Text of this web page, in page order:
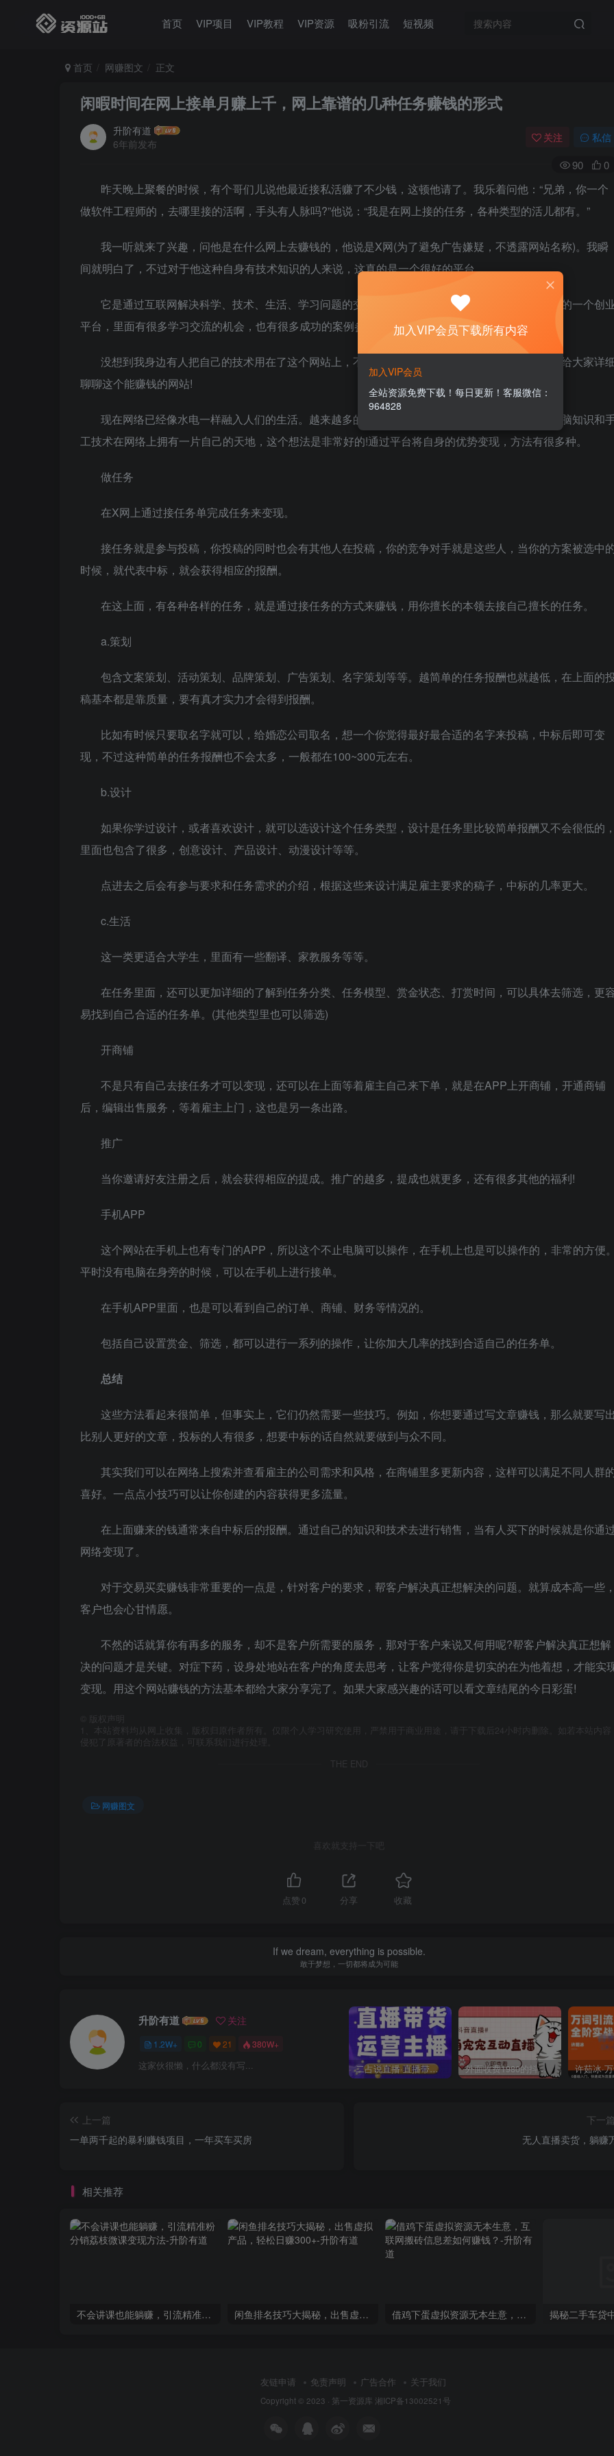
首页 VIP项目 VIP教程 VIP资源 吸粉引流 短视频
首页 网赚图文 正文
闲暇时间在网上接单月赚上千，网上靠谱的几种任务赚钱的形式
升阶有道
6年前发布
关注 私信
90 0
昨天晚上聚餐的时候，有个哥们儿说他最近接私活赚了不少钱，这顿他请了。我乐着问他：“兄弟，你一个
做软件工程师的，去哪里接的活啊，手头有人脉吗?”他说：“我是在网上接的任务，各种类型的活儿都有。”
我一听就来了兴趣，问他是在什么网上去赚钱的，他说是X网(为了避免广告嫌疑，不透露网站名称)。我瞬
间就明白了，不过对于他这种自身有技术知识的人来说，这真的是一个很好的平台。
它是通过互联网解决科学、技术、生活、学习问题的交流平台、创意产品买卖平台，是大众很好的一个创
平台，里面有很多学习交流的机会，也有很多成功的案例参考。
没想到我身边有人把自己的技术用在了这个网站上，不得不说这是一个非常好的赚钱方式，今天给大家详
聊聊这个能赚钱的网站!
现在网络已经像水电一样融入人们的生活。越来越多的人群想要通过网络赚钱，想利用自己的头脑知识和
工技术在网络上拥有一片自己的天地，这个想法是非常好的!通过平台将自身的优势变现，方法有很多种。
做任务
在X网上通过接任务单完成任务来变现。
接任务就是参与投稿，你投稿的同时也会有其他人在投稿，你的竞争对手就是这些人，当你的方案被选中
时候，就代表中标，就会获得相应的报酬。
在这上面，有各种各样的任务，就是通过接任务的方式来赚钱，用你擅长的本领去接自己擅长的任务。
a.策划
包含文案策划、活动策划、品牌策划、广告策划、名字策划等等。越简单的任务报酬也就越低，在上面的
稿基本都是靠质量，要有真才实力才会得到报酬。
比如有时候只要取名字就可以，给婚恋公司取名，想一个你觉得最好最合适的名字来投稿，中标后即可变
现，不过这种简单的任务报酬也不会太多，一般都在100~300元左右。
b.设计
如果你学过设计，或者喜欢设计，就可以选设计这个任务类型，设计是任务里比较简单报酬又不会很低的
里面也包含了很多，创意设计、产品设计、动漫设计等等。
点进去之后会有参与要求和任务需求的介绍，根据这些来设计满足雇主要求的稿子，中标的几率更大。
c.生活
这一类更适合大学生，里面有一些翻译、家教服务等等。
在任务里面，还可以更加详细的了解到任务分类、任务模型、赏金状态、打赏时间，可以具体去筛选，更
易找到自己合适的任务单。(其他类型里也可以筛选)
开商铺
不是只有自己去接任务才可以变现，还可以在上面等着雇主自己来下单，就是在APP上开商铺，开通商铺
后，编辑出售服务，等着雇主上门，这也是另一条出路。
推广
当你邀请好友注册之后，就会获得相应的提成。推广的越多，提成也就更多，还有很多其他的福利!
手机APP
这个网站在手机上也有专门的APP，所以这个不止电脑可以操作，在手机上也是可以操作的，非常的方便
平时没有电脑在身旁的时候，可以在手机上进行接单。
在手机APP里面，也是可以看到自己的订单、商铺、财务等情况的。
包括自己设置赏金、筛选，都可以进行一系列的操作，让你加大几率的找到合适自己的任务单。
总结
这些方法看起来很简单，但事实上，它们仍然需要一些技巧。例如，你想要通过写文章赚钱，那么就要写
比别人更好的文章，投标的人有很多，想要中标的话自然就要做到与众不同。
其实我们可以在网络上搜索并查看雇主的公司需求和风格，在商铺里多更新内容，这样可以满足不同人群
喜好。一点点小技巧可以让你创建的内容获得更多流量。
在上面赚来的钱通常来自中标后的报酬。通过自己的知识和技术去进行销售，当有人买下的时候就是你通
网络变现了。
对于交易买卖赚钱非常重要的一点是，针对客户的要求，帮客户解决真正想解决的问题。就算成本高一些
客户也会心甘情愿。
不然的话就算你有再多的服务，却不是客户所需要的服务，那对于客户来说又何用呢?帮客户解决真正想解
决的问题才是关键。对症下药，设身处地站在客户的角度去思考，让客户觉得你是切实的在为他着想，才能实
变现。用这个网站赚钱的方法基本都给大家分享完了。如果大家感兴趣的话可以看文章结尾的今日彩蛋!
版权声明
1、本站资料均从网上收集，版权归原作者所有。仅限个人学习研究使用，严禁用于商业用途，请于下载后24小时内删除。如若本站内容
侵犯了原著者的合法权益，可联系我们进行处理。
THE END
网赚图文
喜欢就支持一下吧
点赞 0 分享 收藏
If we dream, everything is possible.
敢于梦想，一切都将成为可能
升阶有道 关注
1.2W+ 0 21 380W+
这家伙很懒，什么都没有写... 二占说直播·直播带货主播运营课程，主播运营二合一实操课 外面收费1980的抖音萌宠宠直播项目，可虚拟人直播，抖音报白，实时互动直播【软件+详细教程】
上一篇
一单两千起的暴利赚钱项目，一年买车买房
下一
无人直播卖货，躺赚
相关推荐
不会讲课也能躺赚，引流精准粉分销荔枝微课变现方法 闲鱼排名技巧大揭秘，出售虚拟产品，轻松日赚300+ 借鸡下蛋虚拟资源无本生意，互联网搬砖信息差如何赚钱？
友链申请 免责声明 广告合作 关于我们
Copyright © 2023 · 第一资源库 湘ICP备13002521号
加入VIP会员下载所有内容
加入VIP会员
全站资源免费下载！每日更新！客服微信：
964828